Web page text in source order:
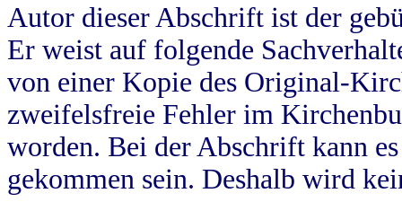
Autor dieser Abschrift ist der
Er weist auf folgende
von einer Kopie des Original-
zweifelsfreie Fehler im
worden. Bei der Abschrift kann
gekommen sein. Deshalb wird